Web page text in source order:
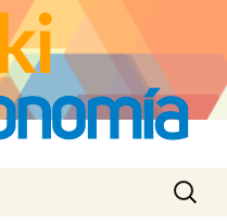
Buscar: